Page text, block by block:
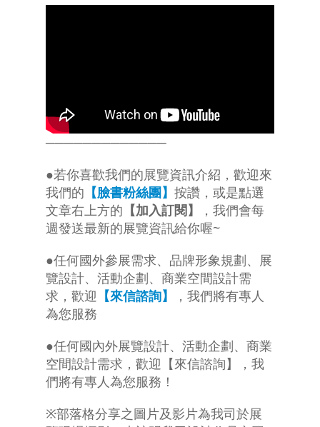
─────────────
●若你喜歡我們的展覽資訊介紹，歡迎來
我們的 【臉書粉絲團】 按讚，或是點選
文章右上方的 【加入訂閱】
，我們會每
週發送最新的展覽資訊給你喔~
●任何國外參展需求、品牌形象規劃、展
覽設計、活動企劃、商業空間設計需
求，歡迎 【來信諮詢】
，我們將有專人
為您服務
●任何國內外展覽設計、活動企劃、商業
空間設計需求，歡迎【來信諮詢】，我
們將有專人為您服務！
※部落格分享之圖片及影片為我司於展